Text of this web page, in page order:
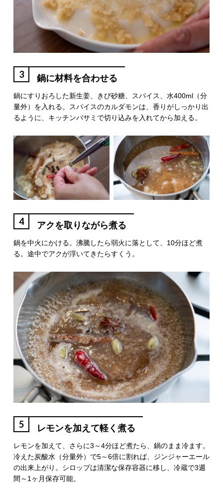
3 鍋に材料を合わせる
鍋にすりおろした新生姜、きび砂糖、スパイス、水400ml（分
量外）を入れる。スパイスのカルダモンは、香りがしっかり出
るように、キッチンバサミで切り込みを入れてから加える。
4 アクを取りながら煮る
鍋を中火にかける。沸騰したら弱火に落として、10分ほど煮
る。途中でアクが浮いてきたらすくう。
5 レモンを加えて軽く煮る
レモンを加えて、さらに3～4分ほど煮たら、鍋のまま冷ます。
冷えた炭酸水（分量外）で5～6倍に割れば、ジンジャーエール
の出来上がり。シロップは清潔な保存容器に移し、冷蔵で3週
間～1ヶ月保存可能。